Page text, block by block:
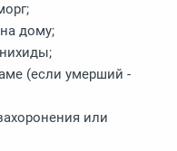
дому;
(если умерший -
или